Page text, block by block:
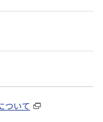
ついて